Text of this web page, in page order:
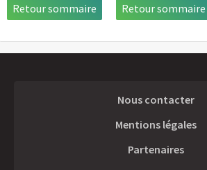
Retour sommaire Retour sommaire
Nous contacter
Mentions légales
Partenaires